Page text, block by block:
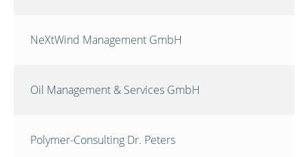
NeXtWind Management GmbH
Oil Management & Services GmbH
Polymer-Consulting Dr. Peters